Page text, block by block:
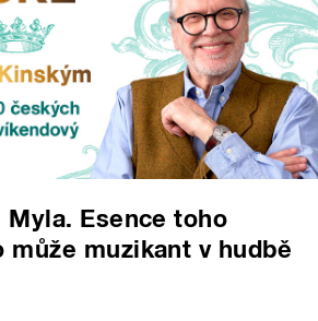
Myla. Esence toho
může muzikant v hudbě